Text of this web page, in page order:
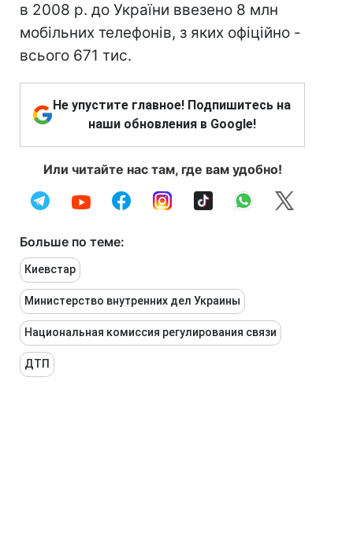
в 2008 р. до України ввезено 8 млн
мобільних телефонів, з яких офіційно -
всього 671 тис.
Не упустите главное! Подпишитесь на
наши обновления в Google!
Или читайте нас там, где вам удобно!
Больше по теме:
Киевстар
Министерство внутренних дел Украины
Национальная комиссия регулирования связи
ДТП